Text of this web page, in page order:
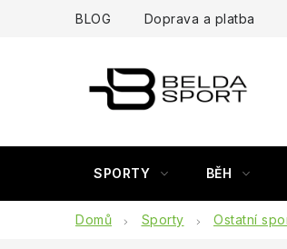
BLOG Doprava a platba
SPORTY BĚH
Domů Sporty Ostatní